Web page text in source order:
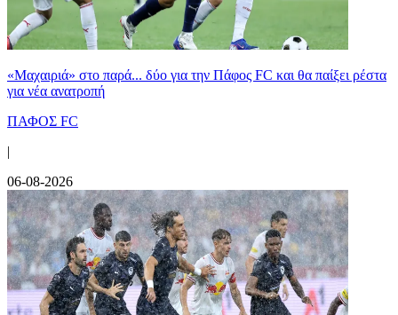
«Μαχαιριά» στο παρά... δύο για την Πάφος FC και θα παίξει ρέστα
για νέα ανατροπή
ΠΑΦΟΣ FC
|
06-08-2026